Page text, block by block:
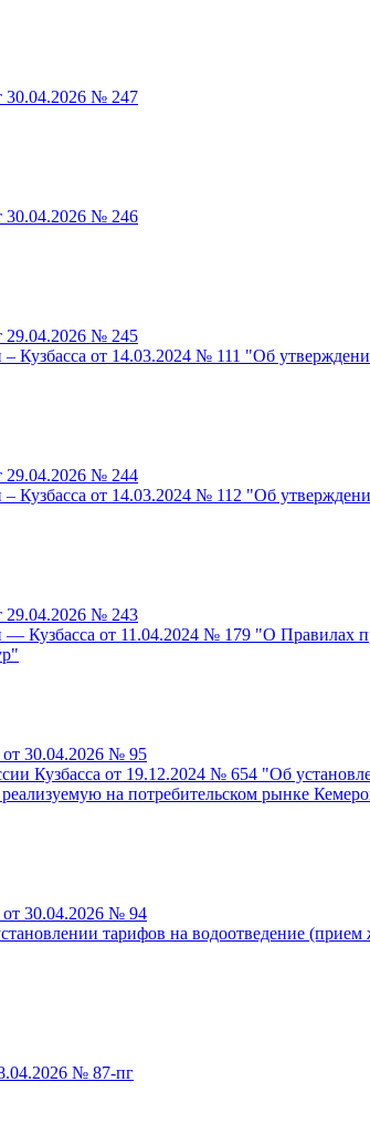
30.04.2026 № 247
30.04.2026 № 246
29.04.2026 № 245
Кузбасса от 14.03.2024 № 111 "Об
29.04.2026 № 244
Кузбасса от 14.03.2024 № 112 "Об
29.04.2026 № 243
Кузбасса от 11.04.2024 № 179 "О Правилах
от 30.04.2026 № 95
Кузбасса от 19.12.2024 № 654 "Об
на потребительском рынке
от 30.04.2026 № 94
тарифов на водоотведение
№ 87-пг